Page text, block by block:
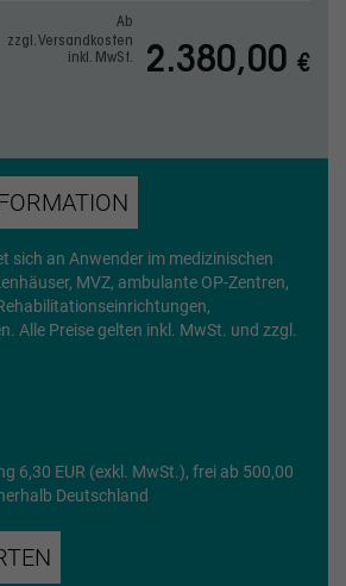
Ab
zzgl. Versandkosten
inkl. MwSt.
2.380,00 €
sich an Anwender im medizinischen
MVZ, ambulante OP-Zentren,
Alle Preise gelten inkl. MwSt. und zzgl.
6,30 EUR (exkl. MwSt.), frei ab 500,00
Deutschland